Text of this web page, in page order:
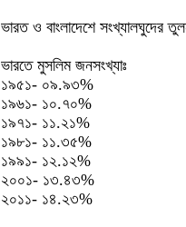
ভারত ও বাংলাদেশে সংখ্যালঘুদের
ভারতে মুসলিম জনসংখ্যাঃ
১৯৫১- ০৯.৯৩%
১৯৬১- ১০.৭০%
১৯৭১- ১১.২১%
১৯৮১- ১১.৩৫%
১৯৯১- ১২.১২%
২০০১- ১৩.৪৩%
২০১১- ১৪.২৩%